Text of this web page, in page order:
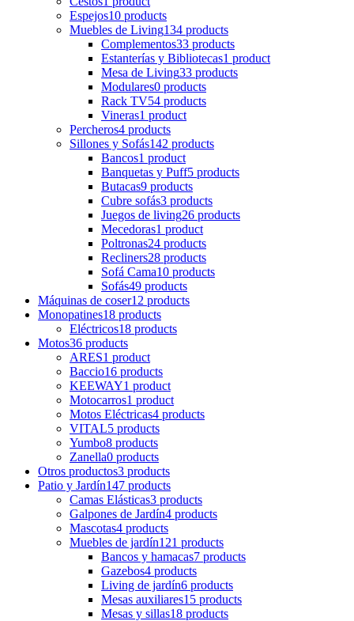
Espejos10 products
Muebles de Living134 products
Complementos33 products
Estanterías y Bibliotecas1 product
Mesa de Living33 products
Modulares0 products
Rack TV54 products
Vineras1 product
Percheros4 products
Sillones y Sofás142 products
Bancos1 product
Banquetas y Puff5 products
Butacas9 products
Cubre sofás3 products
Juegos de living26 products
Mecedoras1 product
Poltronas24 products
Recliners28 products
Sofá Cama10 products
Sofás49 products
Máquinas de coser12 products
Monopatines18 products
Eléctricos18 products
Motos36 products
ARES1 product
Baccio16 products
KEEWAY1 product
Motocarros1 product
Motos Eléctricas4 products
VITAL5 products
Yumbo8 products
Zanella0 products
Otros productos3 products
Patio y Jardín147 products
Camas Elásticas3 products
Galpones de Jardín4 products
Mascotas4 products
Muebles de jardín121 products
Bancos y hamacas7 products
Gazebos4 products
Living de jardín6 products
Mesas auxiliares15 products
Mesas y sillas18 products